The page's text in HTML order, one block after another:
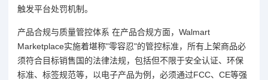
触发平台处罚机制。
产品合规与质量管控体系 在产品合规方面，Walmart
Marketplace实施着堪称"零容忍"的管控标准，所有上架商品必
须符合目标销售国的法律法规，包括但不限于安全认证、环保
标准、标签规范等，以电子产品为例，必须通过FCC、CE等强